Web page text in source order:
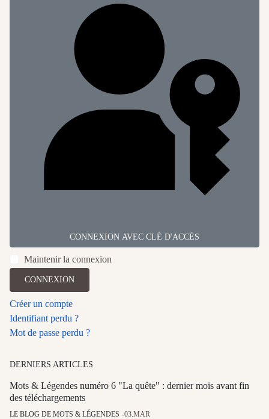
CONNEXION AVEC CLÉ D'ACCÈS
Maintenir la connexion
CONNEXION
Créer un compte
Identifiant perdu ?
Mot de passe perdu ?
DERNIERS ARTICLES
Mots & Légendes numéro 6 "La quête" : dernier mois avant fin
des téléchargements
LE BLOG DE MOTS & LÉGENDES 03.MAR